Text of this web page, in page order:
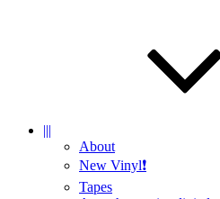
|||
About
New Vinyl❗️
Tapes